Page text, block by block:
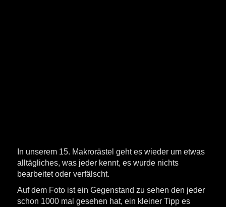
In unserem 15. Makrorästel geht es wieder um etwas
alltägliches, was jeder kennt, es wurde nichts
bearbeitet oder verfälscht.
Auf dem Foto ist ein Gegenstand zu sehen den jeder
schon 1000 mal gesehen hat, ein kleiner Tipp es